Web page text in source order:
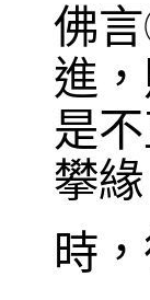
佛言
進
是
攀
時